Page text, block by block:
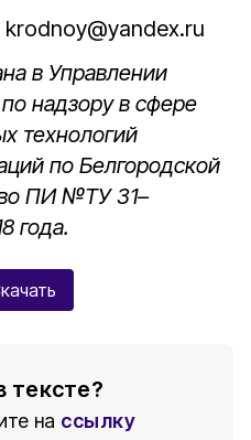
krodnoy@yandex.ru
в Управлении
надзору в сфере
технологий
по Белгородской
ПИ №ТУ 31–
года.
тексте?
на ссылку